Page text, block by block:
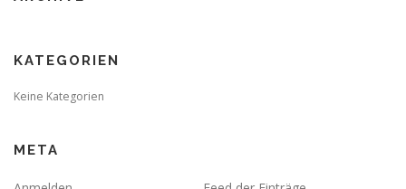
KATEGORIEN
Keine Kategorien
META